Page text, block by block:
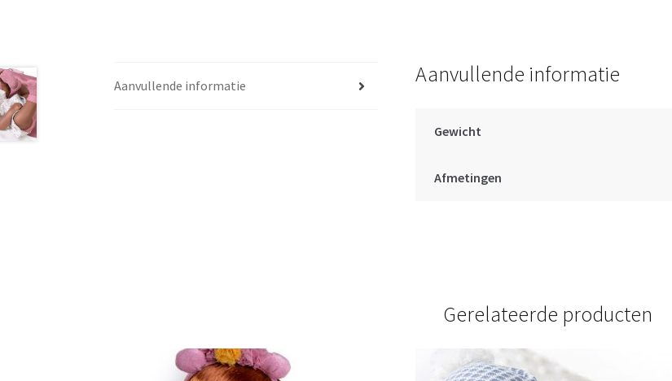
speen
Aanvullende informatie Aanvullende informatie
Gewicht
Afmetingen
Gerelateerde producten